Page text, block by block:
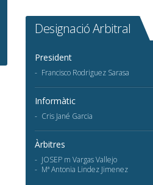
Designació Arbitral
President
Francisco Rodriguez Sarasa
Informàtic
Cris Jané Garcia
Àrbitres
JOSEP m Vargas Vallejo
Mª Antonia Lindez Jimenez